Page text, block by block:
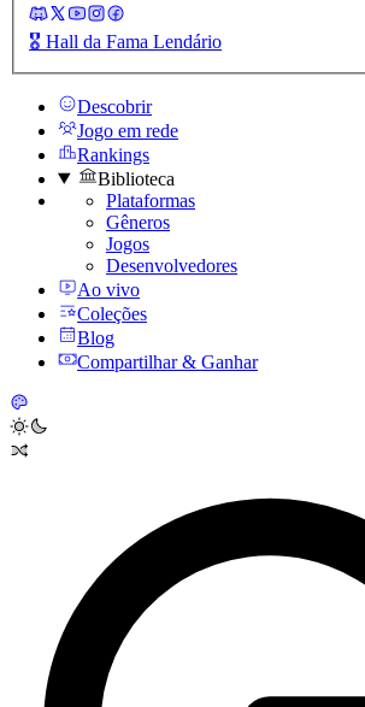
🎖️ Hall da Fama Lendário
Descobrir
Jogo em rede
Rankings
Biblioteca
Plataformas
Gêneros
Jogos
Desenvolvedores
Ao vivo
Coleções
Blog
Compartilhar & Ganhar